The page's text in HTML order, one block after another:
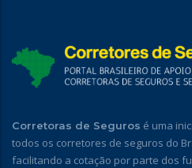
Corretoras de Seguros é uma
todos os corretores de seguros do
facilitando a cotação por parte dos